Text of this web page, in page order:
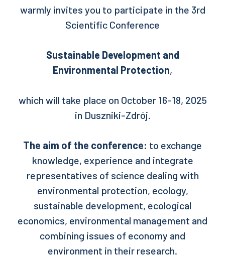
warmly invites you to participate in the 3rd
Scientific Conference
Sustainable Development and
Environmental Protection,
which will take place on October 16-18, 2025
in Duszniki-Zdrój.
The aim of the conference: to exchange
knowledge, experience and integrate
representatives of science dealing with
environmental protection, ecology,
sustainable development, ecological
economics, environmental management and
combining issues of economy and
environment in their research.